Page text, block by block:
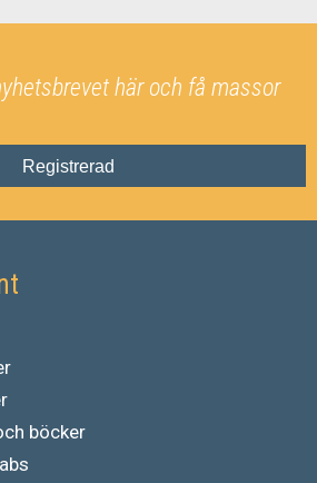
här och få massor
Registrerad
böcker